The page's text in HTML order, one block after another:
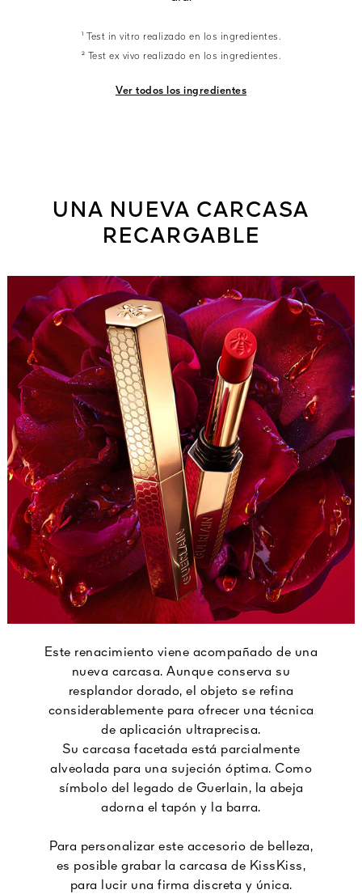
¹ Test in vitro realizado en los ingredientes.
² Test ex vivo realizado en los ingredientes.
Ver todos los ingredientes
UNA NUEVA CARCASA
RECARGABLE
Este renacimiento viene acompañado de una
nueva carcasa. Aunque conserva su
resplandor dorado, el objeto se refina
considerablemente para ofrecer una técnica
de aplicación ultraprecisa.
Su carcasa facetada está parcialmente
alveolada para una sujeción óptima. Como
símbolo del legado de Guerlain, la abeja
adorna el tapón y la barra.
Para personalizar este accesorio de belleza,
es posible grabar la carcasa de KissKiss,
para lucir una firma discreta y única.